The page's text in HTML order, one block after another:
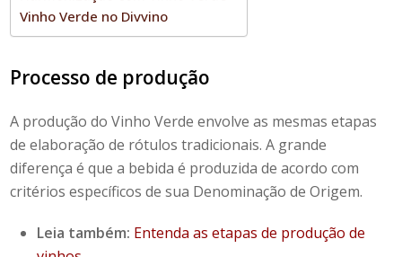
Vinho Verde no Divvino
Processo de produção
A produção do Vinho Verde envolve as mesmas etapas
de elaboração de rótulos tradicionais. A grande
diferença é que a bebida é produzida de acordo com
critérios específicos de sua Denominação de Origem.
Leia também: Entenda as etapas de produção de